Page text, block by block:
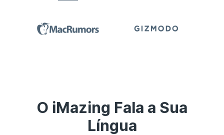
O iMazing Fala a Sua
Língua